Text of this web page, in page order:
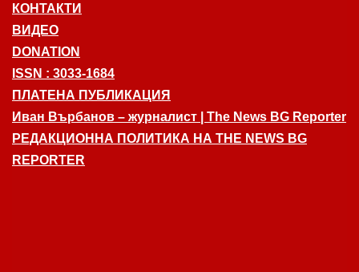
КОНТАКТИ
ВИДЕО
DONATION
ISSN : 3033-1684
ПЛАТЕНА ПУБЛИКАЦИЯ
Иван Върбанов – журналист | The News BG Reporter
РЕДАКЦИОННА ПОЛИТИКА НА THE NEWS BG
REPORTER